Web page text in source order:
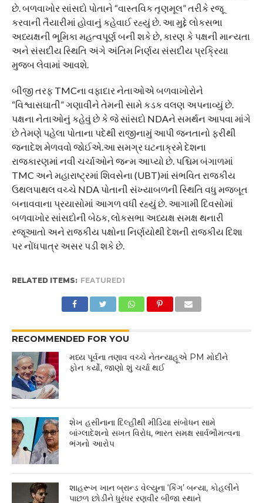
છે. બળવાખોર સાંસદો પોતાને “વાસ્તવિક તૃણમૂલ” તરીકે રજૂ
કરવાની તૈયારીમાં હોવાનું કહેવાઈ રહ્યું છે. આ મુદ્દે લોકસભા
અધ્યક્ષની ભૂમિકા મહત્વપૂર્ણ બની શકે છે, કારણ કે પક્ષની માન્યતા
અને સંસદીય સ્થિતિ અંગે અંતિમ નિર્ણય સંસદીય પ્રક્રિયા
મુજબ લેવામાં આવશે.
બીજી તરફ TMCના વફાદાર નેતાઓએ બળવાખોરોને
“વિશ્વાસઘાતી” ગણાવીને તેમની સામે કડક વલણ અપનાવ્યું છે.
પક્ષના નેતાઓનું કહેવું છે કે જે સાંસદો NDAને સમર્થન આપવા માંગે
છે તેમણે પહેલા પોતાના પદેથી રાજીનામું આપી જનતાનો ફરીથી
જનાદેશ મેળવવો જોઈએ.આ સમગ્ર ઘટનાક્રમે દેશના
રાજકારણમાં નવી ચર્ચાઓને જન્મ આપ્યો છે. પશ્ચિમ બંગાળમાં
TMC અને મહારાષ્ટ્રમાં શિવસેના (UBT)માં સંભવિત રાજકીય
ઉથલપાથલ વચ્ચે NDA પોતાની સંખ્યાબળની સ્થિતિ વધુ મજબૂત
બનાવવાના પ્રયાસોમાં આગળ વધી રહ્યું છે. આગામી દિવસોમાં
બળવાખોર સાંસદોની બેઠક, લોકસભા અધ્યક્ષ સમક્ષ થનારી
રજૂઆતો અને રાજકીય પક્ષોના નિર્ણયોથી દેશની રાજકીય દિશા
પર નોંધપાત્ર અસર પડી શકે છે.
RELATED ITEMS: FEATURED1
RECOMMENDED FOR YOU
મધ્ય પૂર્વના તણાવ વચ્ચે નેતન્યાહૂએ PM મોદીને
ફોન કર્યો, જાણો શું ચર્ચા થઈ
શેખ હસીનાના દિલ્હીથી મીડિયા સંબોધન સામે
બાંગ્લાદેશનો સખત વિરોધ, ભારત સમક્ષ સાર્વભૌમત્વના
ભંગનો આરોપ
શાહરૂખ ખાન બ્રાન્ડ વેલ્યુના ‘કિંગ’ બન્યા, કોહલીને
પાછળ છોડીને ધુરંધર રણવીર બીજા સ્થાને